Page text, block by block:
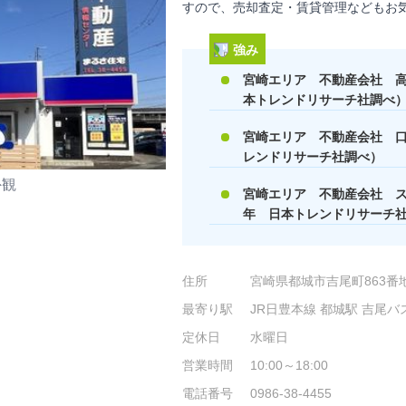
すので、売却査定・賃貸管理などもお
強み
宮崎エリア 不動産会社
本トレンドリサーチ社調べ
宮崎エリア 不動産会社
レンドリサーチ社調べ）
宮崎エリア 不動産会社 ス
年 日本トレンドリサーチ
住所
宮崎県都城市吉尾町863番
最寄り駅
JR日豊本線 都城駅 吉尾バ
定休日
水曜日
営業時間
10:00～18:00
電話番号
0986-38-4455